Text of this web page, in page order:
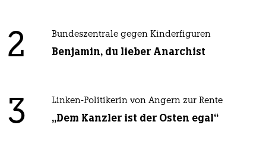
2 Bundeszentrale gegen Kinderfiguren
Benjamin, du lieber Anarchist
3 Linken-Politikerin von Angern zur Rente
„Dem Kanzler ist der Osten egal“